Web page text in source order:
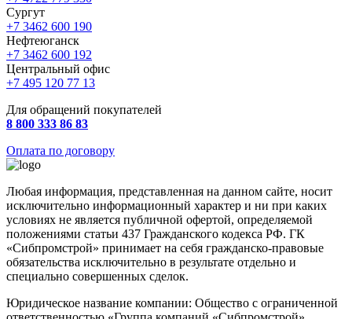
Сургут
+7 3462 600 190
Нефтеюганск
+7 3462 600 192
Центральный офис
+7 495 120 77 13
Для обращений покупателей
8 800 333 86 83
Оплата по договору
Любая информация, представленная на данном сайте, носит
исключительно информационный характер и ни при каких
условиях не является публичной офертой, определяемой
положениями статьи 437 Гражданского кодекса РФ. ГК
«Сибпромстрой» принимает на себя гражданско-правовые
обязательства исключительно в результате отдельно и
специально совершенных сделок.
Юридическое название компании: Общество с ограниченной